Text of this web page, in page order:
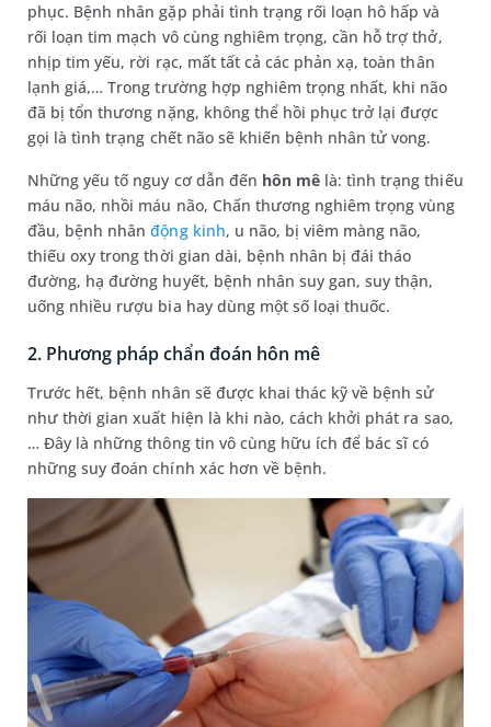
phục. Bệnh nhân gặp phải tình trạng rối loạn hô hấp và
rối loạn tim mạch vô cùng nghiêm trọng, cần hỗ trợ thở,
nhịp tim yếu, rời rạc, mất tất cả các phản xạ, toàn thân
lạnh giá,… Trong trường hợp nghiêm trọng nhất, khi não
đã bị tổn thương nặng, không thể hồi phục trở lại được
gọi là tình trạng chết não sẽ khiến bệnh nhân tử vong.
Những yếu tố nguy cơ dẫn đến hôn mê là: tình trạng thiếu
máu não, nhồi máu não, Chấn thương nghiêm trọng vùng
đầu, bệnh nhânđộng kinh, u não, bị viêm màng não,
thiếu oxy trong thời gian dài, bệnh nhân bị đái tháo
đường, hạ đường huyết, bệnh nhân suy gan, suy thận,
uống nhiều rượu bia hay dùng một số loại thuốc.
2. Phương pháp chẩn đoán hôn mê
Trước hết, bệnh nhân sẽ được khai thác kỹ về bệnh sử
như thời gian xuất hiện là khi nào, cách khởi phát ra sao,
… Đây là những thông tin vô cùng hữu ích để bác sĩ có
những suy đoán chính xác hơn về bệnh.